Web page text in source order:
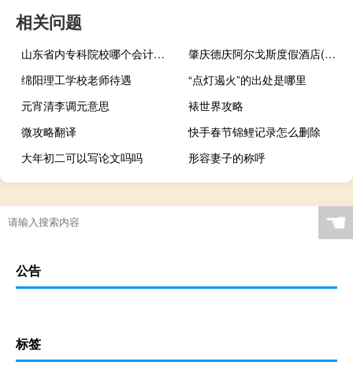
相关问题
山东省内专科院校哪个会计专业比较好
肇庆德庆阿尔戈斯度假酒店(关于肇庆德庆阿尔戈斯度假酒店简述)
绵阳理工学校老师待遇
“点灯遏火”的出处是哪里
元宵清李调元意思
裱世界攻略
微攻略翻译
快手春节锦鲤记录怎么删除
大年初二可以写论文吗吗
形容妻子的称呼
☚
公告
标签